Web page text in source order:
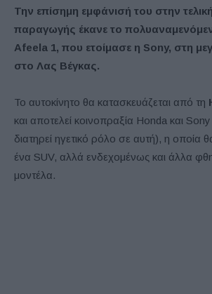
Την επίσημη εμφάνισή του στην
παραγωγής έκανε το
Afeela 1, που ετοίμασε η Sony, στη
στο Λας Βέγκας.
Το αυτοκίνητο θα κατασκευάζεται από τη
και αποτελεί κοινοπραξία Honda και
διατηρεί ηγετικό ρόλο σε αυτή), η οποία
ένα SUV, αλλά ενδεχομένως και άλλα
μοντέλα.